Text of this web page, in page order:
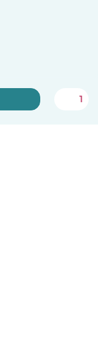
1